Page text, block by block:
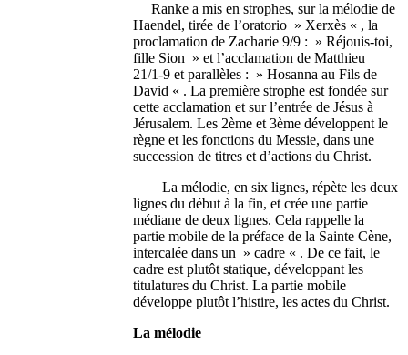
Ranke a mis en strophes, sur la mélodie de
Haendel, tirée de l’oratorio » Xerxès « , la
proclamation de Zacharie 9/9 : » Réjouis-toi,
fille Sion » et l’acclamation de Matthieu
21/1-9 et parallèles : » Hosanna au Fils de
David « . La première strophe est fondée sur
cette acclamation et sur l’entrée de Jésus à
Jérusalem. Les 2ème et 3ème développent le
règne et les fonctions du Messie, dans une
succession de titres et d’actions du Christ.
La mélodie, en six lignes, répète les deux
lignes du début à la fin, et crée une partie
médiane de deux lignes. Cela rappelle la
partie mobile de la préface de la Sainte Cène,
intercalée dans un » cadre « . De ce fait, le
cadre est plutôt statique, développant les
titulatures du Christ. La partie mobile
développe plutôt l’histire, les actes du Christ.
La mélodie